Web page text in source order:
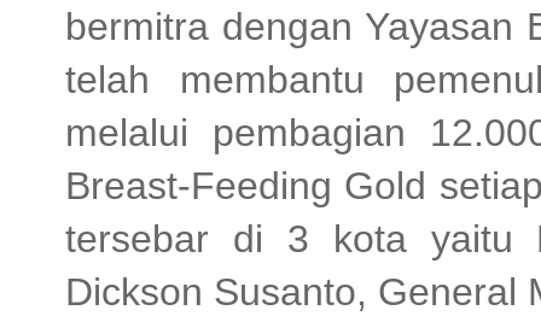
bermitra dengan Yayasan
telah membantu
melalui pembagian
Breast-Feeding Gold
tersebar di 3 kota yaitu
Dickson Susanto, General